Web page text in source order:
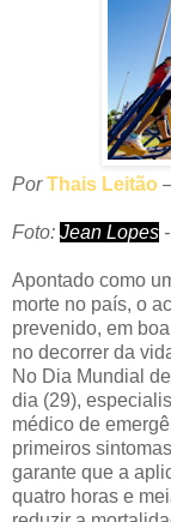
Por Thais Leitão
Foto: Jean Lopes
Apontado como
morte no país, o
prevenido, em
no decorrer da
No Dia Mundial
dia (29),
médico de
primeiros
garante que a
quatro horas e